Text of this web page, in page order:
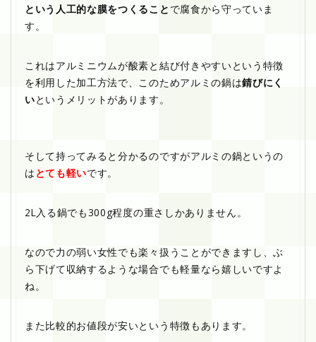
という人工的な膜をつくること で腐食から守っていま
す。
これはアルミニウムが酸素と結び付きやすいという特徴
を利用した加工方法で、このためアルミの鍋は錆びにく
いというメリットがあります。
そして持ってみると分かるのですがアルミの鍋というの
は とても軽いです。
2L入る鍋でも300g程度の重さしかありません。
なので力の弱い女性でも楽々扱うことができますし、ぶ
ら下げて収納するような場合でも軽量なら嬉しいですよ
ね。
また比較的お値段が安いという特徴もあります。